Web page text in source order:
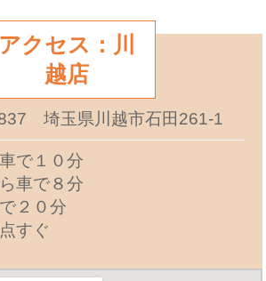
アクセス：川
越店
埼玉県川越市石田261-1
で１０分
車で８分
２０分
すぐ